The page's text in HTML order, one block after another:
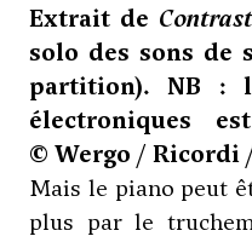
Extrait de
solo des sons de
partition). NB :
électroniques
© Wergo / Ricordi
Mais le piano peut
plus par le